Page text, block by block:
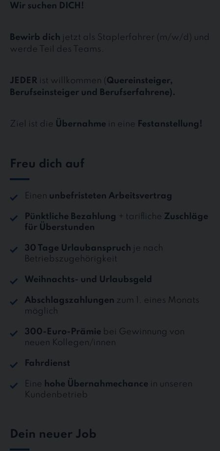
Wir suchen DICH!
Bewirb dich jetzt als Staplerfahrer (m/w/d) und
werde Teil des Teams.
JEDER ist willkommen (Quereinsteiger,
Berufseinsteiger und Berufserfahrene).
Ziel ist die Übernahme in eine Festanstellung!
Freu dich auf
Einen unbefristeten Arbeitsvertrag
Pünktliche Bezahlung + tarifliche Zuschläge
für Überstunden
30 Tage Urlaubanspruch je nach
Betriebszugehörigkeit
Weihnachts- und Urlaubsgeld
Abschlagszahlungen zum 1. eines Monats
möglich
300-Euro-Prämie bei Gewinnung von
neuen Kollegen/innen
Fahrdienst
Eine hohe Übernahmechance in unseren
Kundenbetrieb
Dein neuer Job